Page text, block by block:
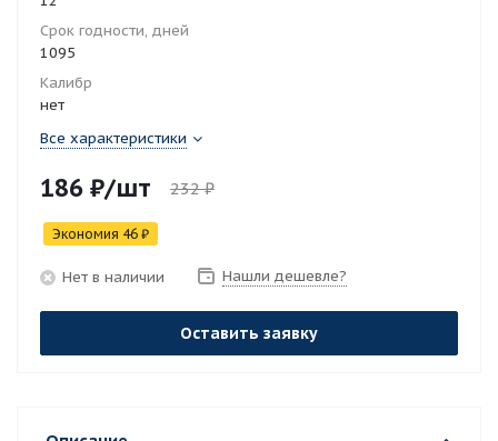
Срок годности, дней
1095
Калибр
нет
Все характеристики
186 ₽/шт 232₽
Экономия 46 ₽
Нет в наличии Нашли дешевле?
Оставить заявку